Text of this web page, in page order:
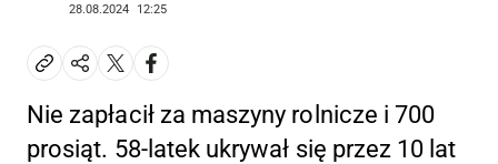
28.08.2024 12:25
Nie zapłacił za maszyny rolnicze i 700
prosiąt. 58-latek ukrywał się przez 10 lat